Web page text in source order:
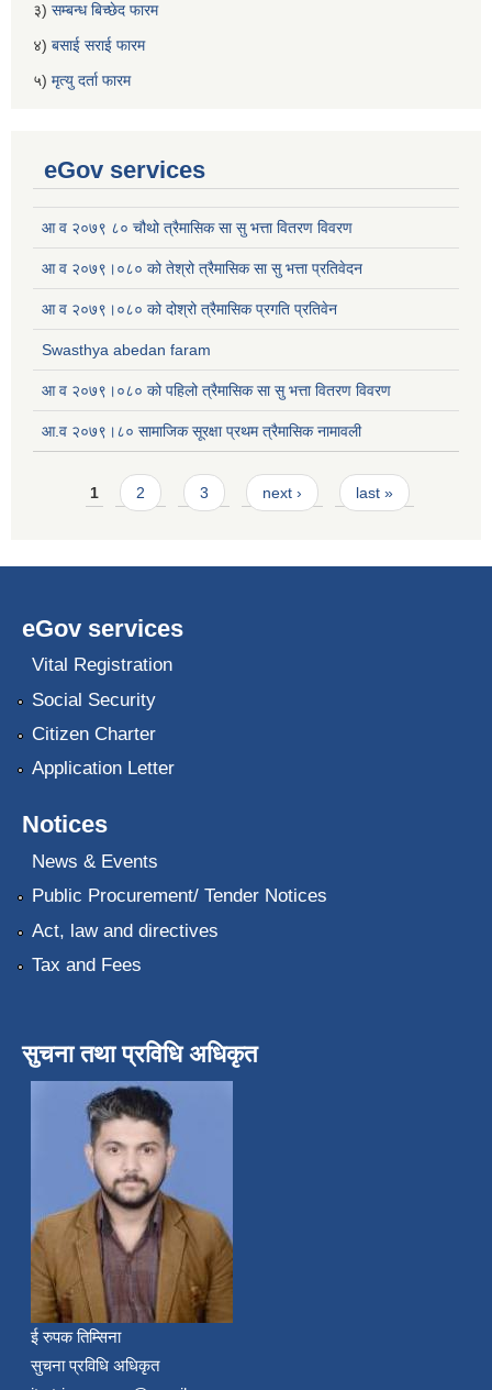
३) सम्बन्ध बिच्छेद फारम
४) बसाई सराई फारम
५) मृत्यु दर्ता फारम
eGov services
आ व २०७९ ८० चौथो त्रैमासिक सा सु भत्ता वितरण विवरण
आ व २०७९।०८० को तेश्रो त्रैमासिक सा सु भत्ता प्रतिवेदन
आ व २०७९।०८० को दोश्रो त्रैमासिक प्रगति प्रतिवेन
Swasthya abedan faram
आ व २०७९।०८० को पहिलो त्रैमासिक सा सु भत्ता वितरण विवरण
आ.व २०७९।८० सामाजिक सूरक्षा प्रथम त्रैमासिक नामावली
Pages
1 2 3 next › last »
eGov services
Vital Registration
Social Security
Citizen Charter
Application Letter
Notices
News & Events
Public Procurement/ Tender Notices
Act, law and directives
Tax and Fees
सुचना तथा प्रविधि अधिकृत
ई रुपक तिम्सिना
सुचना प्रविधि अधिकृत